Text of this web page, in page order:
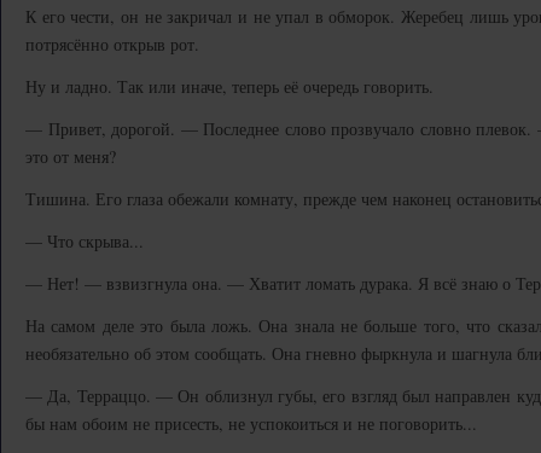
К его чести, он не закричал и не упал в обморок. Жеребец лишь
потрясённо открыв рот.
Ну и ладно. Так или иначе, теперь её очередь говорить.
— Привет, дорогой. — Последнее слово прозвучало словно плевок.
это от меня?
Тишина. Его глаза обежали комнату, прежде чем наконец
— Что скрыва...
— Нет! — взвизгнула она. — Хватит ломать дурака. Я всё знаю о
На самом деле это была ложь. Она знала не больше того, что
необязательно об этом сообщать. Она гневно фыркнула и шагнула
— Да, Терраццо. — Он облизнул губы, его взгляд был направлен
бы нам обоим не присесть, не успокоиться и не поговорить...